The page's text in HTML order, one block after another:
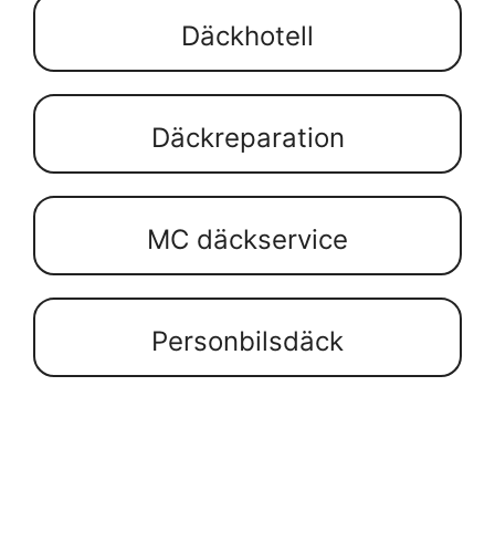
Däckhotell
Däckreparation
MC däckservice
Personbilsdäck